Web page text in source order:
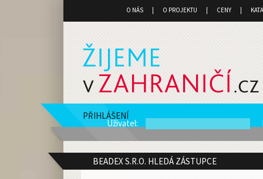
O NÁS O PROJEKTU CENY
PŘIHLÁŠENÍ
Uživatel:
BEADEX S.R.O. HLEDÁ ZÁSTUPCE